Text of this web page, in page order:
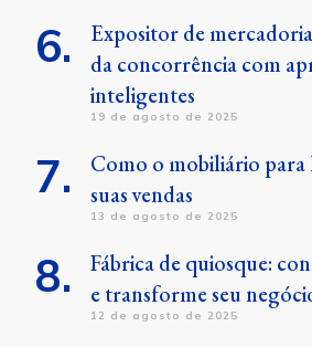
Expositor de
da concorrência com
inteligentes
19 de agosto de 2025
Como o mobiliário para
suas vendas
13 de agosto de 2025
Fábrica de quiosque:
e transforme seu
12 de agosto de 2025